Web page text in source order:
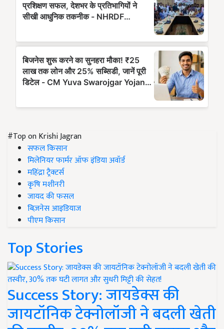
#Top on Krishi Jagran
सफल किसान
मिलेनियर फार्मर ऑफ इंडिया अवॉर्ड
महिंद्रा ट्रैक्टर्स
कृषि मशीनरी
जायद की फसल
बिज़नेस आइडियाज
पीएम किसान
Top Stories
Success Story: जायडेक्स की
जायटॉनिक टेक्नोलॉजी ने बदली खेती